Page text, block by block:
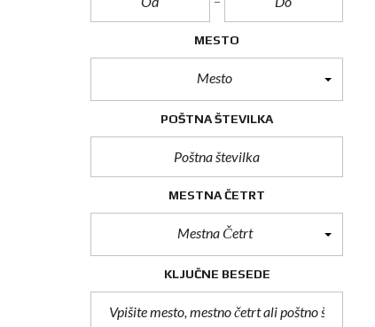
MESTO
Mesto
POŠTNA ŠTEVILKA
MESTNA ČETRT
Mestna Četrt
KLJUČNE BESEDE